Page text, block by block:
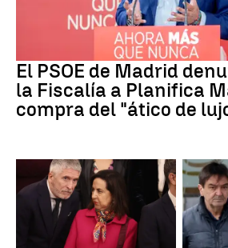
El PSOE de Madrid
la Fiscalía a Planifica
compra del "ático de
Crisis Migratoria ETA